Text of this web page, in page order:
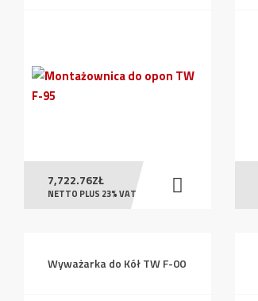
7,722.76ZŁ
NETTO PLUS 23% VAT
Wyważarka do Kół TW F-00